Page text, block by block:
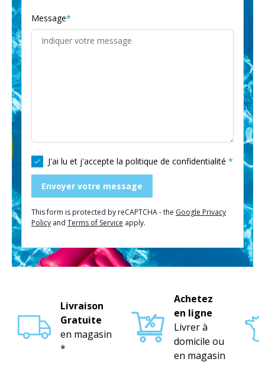
Message
J'ai lu et j'accepte la politique de confidentialité
Envoyer votre message
This form is protected by reCAPTCHA - the Google Privacy
Policy and Terms of Service apply.
Livraison
Gratuite
en magasin
*
Achetez
en ligne
Livrer à
domicile ou
en magasin